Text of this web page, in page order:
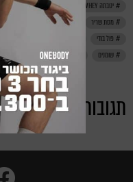
יטבתה PRO WHEY
ירידה במשקל
מסת שריר
משקולות
פול בודי
שומנים
תזונה נכונה
תגובות אחרונות